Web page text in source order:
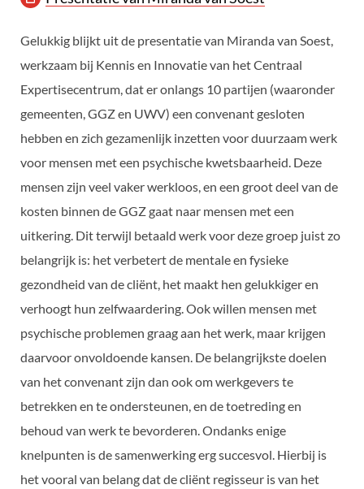
Gelukkig blijkt uit de presentatie van Miranda van Soest,
werkzaam bij Kennis en Innovatie van het Centraal
Expertisecentrum, dat er onlangs 10 partijen (waaronder
gemeenten, GGZ en UWV) een convenant gesloten
hebben en zich gezamenlijk inzetten voor duurzaam werk
voor mensen met een psychische kwetsbaarheid. Deze
mensen zijn veel vaker werkloos, en een groot deel van de
kosten binnen de GGZ gaat naar mensen met een
uitkering. Dit terwijl betaald werk voor deze groep juist zo
belangrijk is: het verbetert de mentale en fysieke
gezondheid van de cliënt, het maakt hen gelukkiger en
verhoogt hun zelfwaardering. Ook willen mensen met
psychische problemen graag aan het werk, maar krijgen
daarvoor onvoldoende kansen. De belangrijkste doelen
van het convenant zijn dan ook om werkgevers te
betrekken en te ondersteunen, en de toetreding en
behoud van werk te bevorderen. Ondanks enige
knelpunten is de samenwerking erg succesvol. Hierbij is
het vooral van belang dat de cliënt regisseur is van het